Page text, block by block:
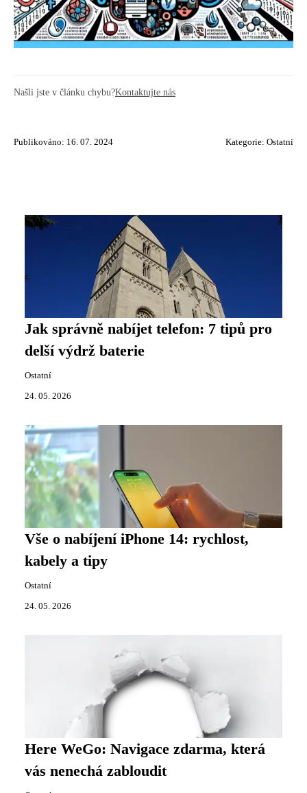
Našli jste v článku chybu?Kontaktujte nás
Publikováno: 16. 07. 2024 Kategorie: Ostatní
Jak správně nabíjet telefon: 7 tipů pro
delší výdrž baterie
Ostatní
24. 05. 2026
Vše o nabíjení iPhone 14: rychlost,
kabely a tipy
Ostatní
24. 05. 2026
Here WeGo: Navigace zdarma, která
vás nenechá zabloudit